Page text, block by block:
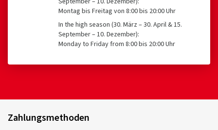
mm oder ≥ 635 mm
245/40 ZR19 (98Y)
Autobahn
Ø Durchschnittliche Jahresfahrleistung:> 30000
Montag bis Freitag von 8:00 bis 20:00 Uhr
In the high season (30. März – 30. April & 15.
September – 10. Dezember):
Monday to Friday from 8:00 bis 20:00 Uhr
Zahlungsmethoden